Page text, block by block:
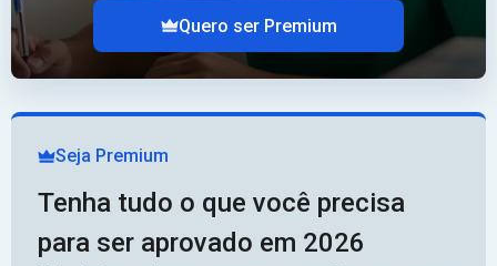
Quero ser Premium
Seja Premium
Tenha tudo o que você precisa
para ser aprovado em 2026